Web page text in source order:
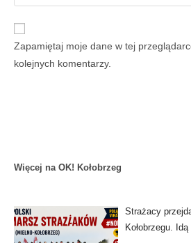
Zapamiętaj moje dane w tej
kolejnych komentarzy.
Więcej na OK! Kołobrzeg
Strażacy
Kołobrzegu.